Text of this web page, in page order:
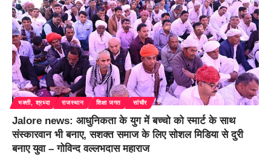
भक्ती, श्रध्दा राजस्थान शिक्षा जगत सांचौर
Jalore news: आधुनिकता के युग में बच्चो को स्मार्ट के साथ
संस्कारवान भी बनाए, सशक्त समाज के लिए सोशल मिडिया से दुरी
बनाए युवा – गोविन्द वल्लभदास महाराज